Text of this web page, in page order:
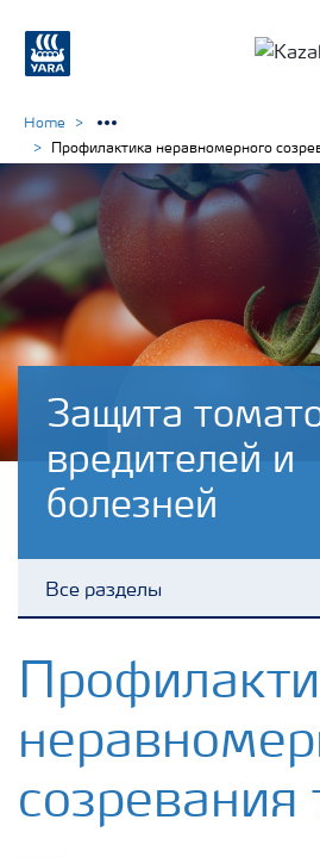
Защита
вредителей и
болезней
Все разделы
Удобрения Yara
Культуры
Инструменты и сервисы
Home
Профилактика неравномерного
созревания